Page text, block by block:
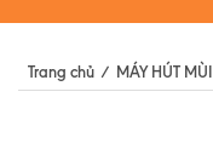
Trang chủ / MÁY HÚT MÙI